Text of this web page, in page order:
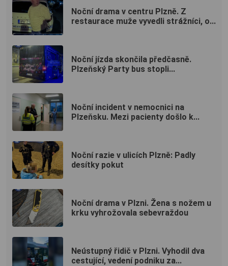
Noční drama v centru Plzně. Z
restaurace muže vyvedli strážníci, o...
Noční jízda skončila předčasně.
Plzeňský Party bus stopli...
Noční incident v nemocnici na
Plzeňsku. Mezi pacienty došlo k...
Noční razie v ulicích Plzně: Padly
desítky pokut
Noční drama v Plzni. Žena s nožem u
krku vyhrožovala sebevraždou
Neústupný řidič v Plzni. Vyhodil dva
cestující, vedení podniku za...